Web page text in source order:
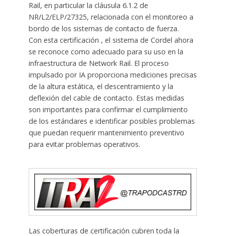
Rail, en particular la cláusula 6.1.2 de
NR/L2/ELP/27325, relacionada con el monitoreo a
bordo de los sistemas de contacto de fuerza.
Con esta certificación , el sistema de Cordel ahora
se reconoce como adecuado para su uso en la
infraestructura de Network Rail. El proceso
impulsado por IA proporciona mediciones precisas
de la altura estática, el descentramiento y la
deflexión del cable de contacto. Estas medidas
son importantes para confirmar el cumplimiento
de los estándares e identificar posibles problemas
que puedan requerir mantenimiento preventivo
para evitar problemas operativos.
Las coberturas de certificación cubren toda la